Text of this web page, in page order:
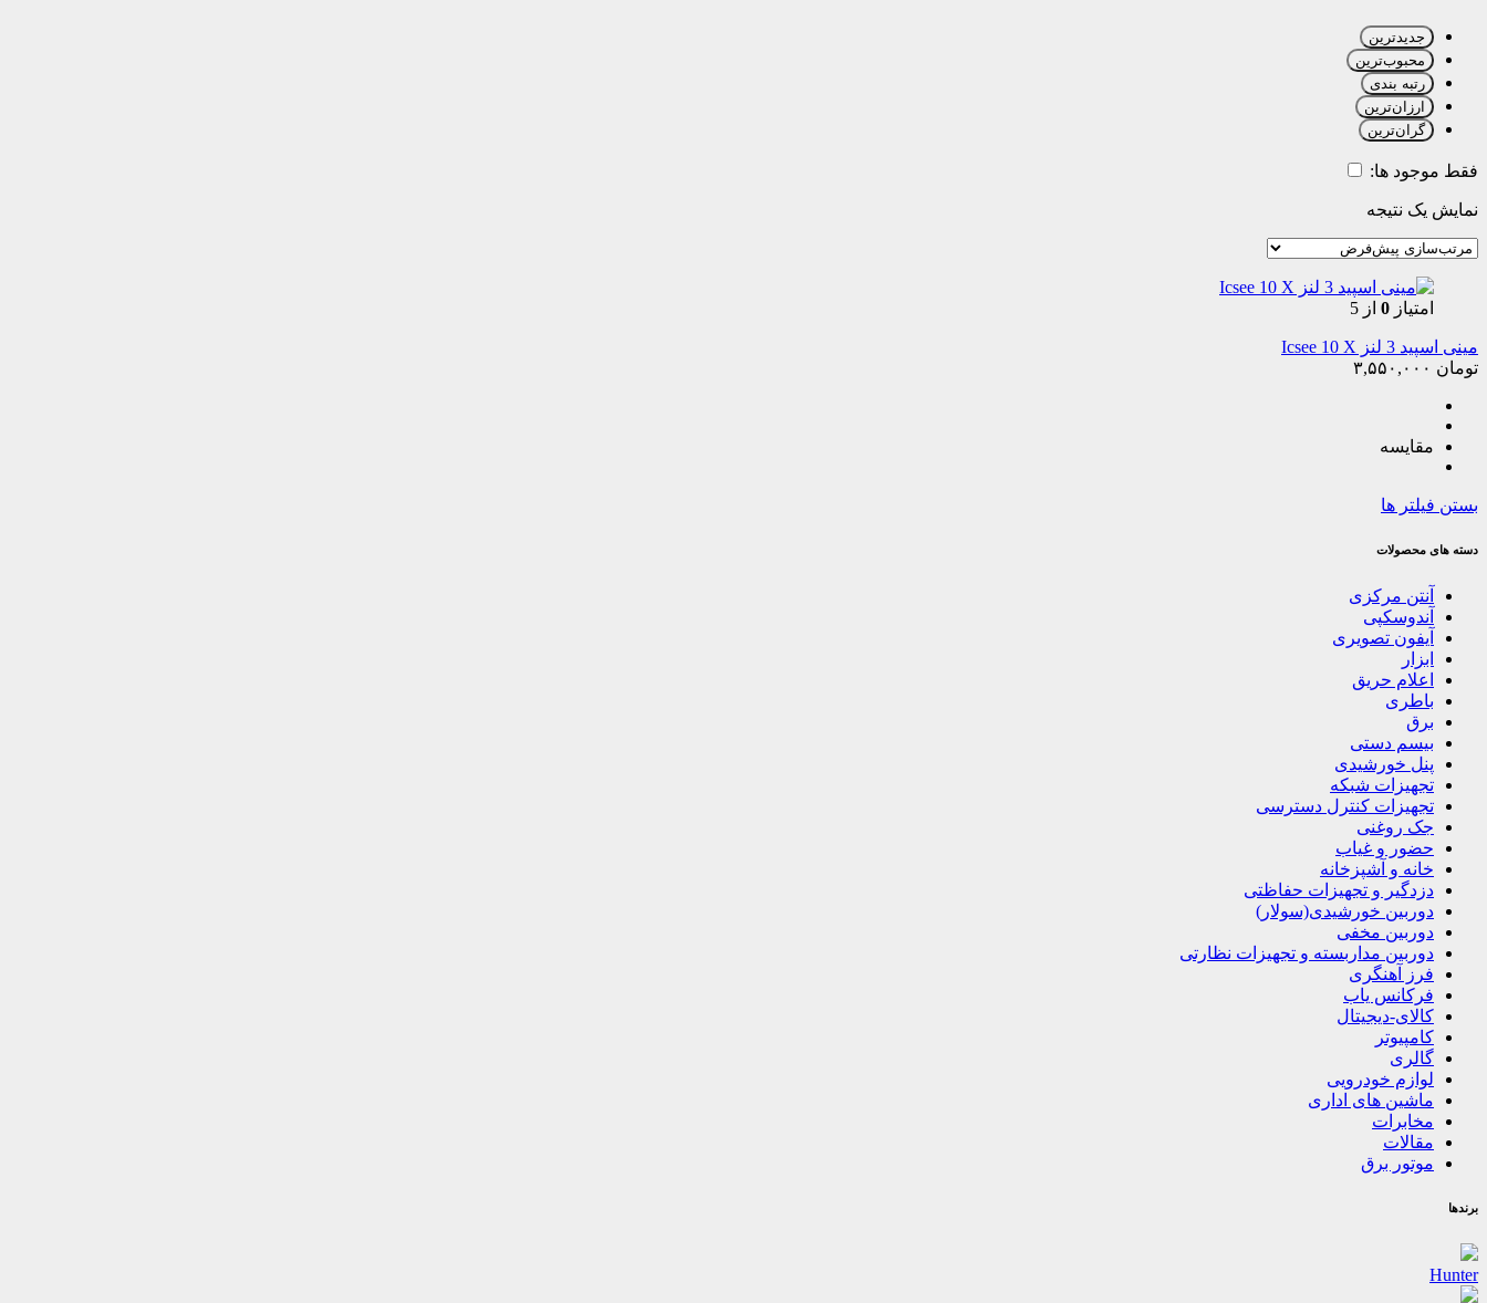
جدیدترین
محبوب‌ترین
رتبه بندی
ارزان‌ترین
گران‌ترین
فقط موجود ها:
نمایش یک نتیجه
امتیاز 0 از 5
مینی اسپید 3 لنز Icsee 10 X
تومان
مقایسه
بستن فیلتر ها
دسته های محصولات
آنتن مرکزی
آندوسکپی
آیفون تصویری
ابزار
اعلام حریق
باطری
برق
بیسم دستی
پنل خورشیدی
تجهیزات شبکه
تجهیزات کنترل دسترسی
جک روغنی
حضور و غیاب
خانه و آشپزخانه
دزدگیر و تجهیزات حفاظتی
دوربین خورشیدی(سولار)
دوربین مخفی
دوربین مداربسته و تجهیزات نظارتی
فرز آهنگری
فرکانس یاب
کالای-دیجیتال
کامپیوتر
گالری
لوازم خودرویی
ماشین های اداری
مخابرات
مقالات
موتور برق
برندها
Hunter